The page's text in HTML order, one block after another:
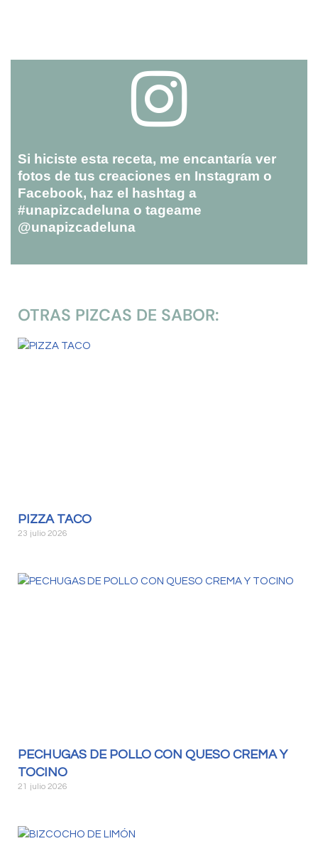
Si hiciste esta receta, me encantaría ver
fotos de tus creaciones en Instagram o
Facebook, haz el hashtag a
#unapizcadeluna o tageame
@unapizcadeluna
OTRAS PIZCAS DE SABOR:
PIZZA TACO
23 julio 2026
PECHUGAS DE POLLO CON QUESO CREMA Y
TOCINO
21 julio 2026